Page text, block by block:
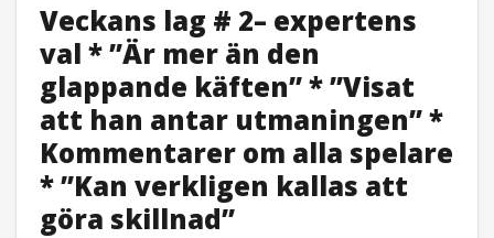
Veckans lag # 2– expertens
val * ”Är mer än den
glappande käften” * ”Visat
att han antar utmaningen” *
Kommentarer om alla spelare
* ”Kan verkligen kallas att
göra skillnad”